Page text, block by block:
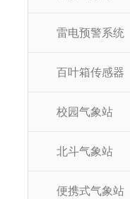
雷电预警系统
百叶箱传感器
校园气象站
北斗气象站
便携式气象站